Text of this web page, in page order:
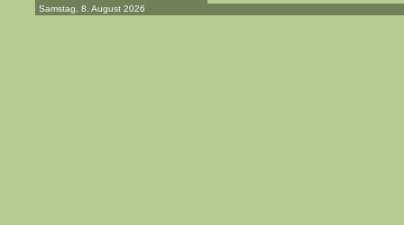
Samstag, 8. August 2026